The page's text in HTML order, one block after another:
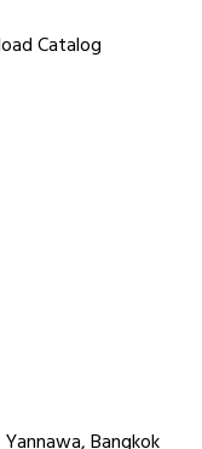
Catalog
Bangkok